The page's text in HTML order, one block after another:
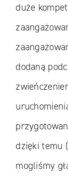
duże
dodaną
dzięki temu
mogliśmy